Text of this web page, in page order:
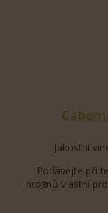
Jakostní
Podávejte při
hroznů vlastní